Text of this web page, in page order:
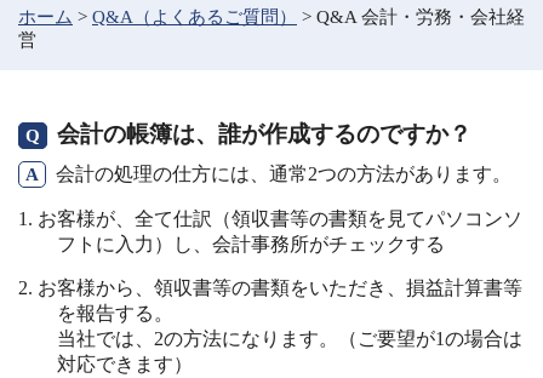
ホーム > Q&A（よくあるご質問） > Q&A 会計・労務・会社経
営
会計の帳簿は、誰が作成するのですか？
会計の処理の仕方には、通常2つの方法があります。
お客様が、全て仕訳（領収書等の書類を見てパソコンソ
フトに入力）し、会計事務所がチェックする
お客様から、領収書等の書類をいただき、損益計算書等
を報告する。
当社では、2の方法になります。（ご要望が1の場合は
対応できます）